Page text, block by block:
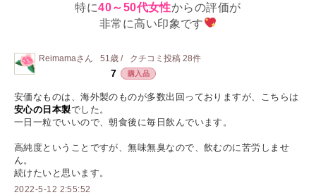
特に40～50代女性からの評価が
非常に高い印象です
Reimamaさん 51歳 / クチコミ投稿 28件
7 購入品
安価なものは、海外製のものが多数出回っておりますが、こちらは
安心の日本製でした。
一日一粒でいいので、朝食後に毎日飲んでいます。
高純度ということですが、無味無臭なので、飲むのに苦労しませ
ん。
続けたいと思います。
2022-5-12 2:55:52